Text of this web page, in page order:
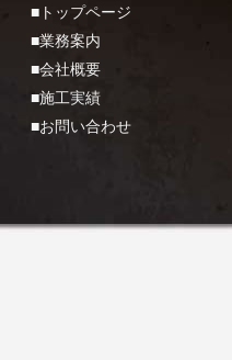
■トップページ
■業務案内
■会社概要
■施工実績
■お問い合わせ